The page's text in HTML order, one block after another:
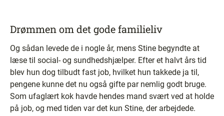
Drømmen om det gode familieliv
Og sådan levede de i nogle år, mens Stine begyndte at
læse til social- og sundhedshjælper. Efter et halvt års tid
blev hun dog tilbudt fast job, hvilket hun takkede ja til,
pengene kunne det nu også gifte par nemlig godt bruge.
Som ufaglært kok havde hendes mand svært ved at holde
på job, og med tiden var det kun Stine, der arbejdede.